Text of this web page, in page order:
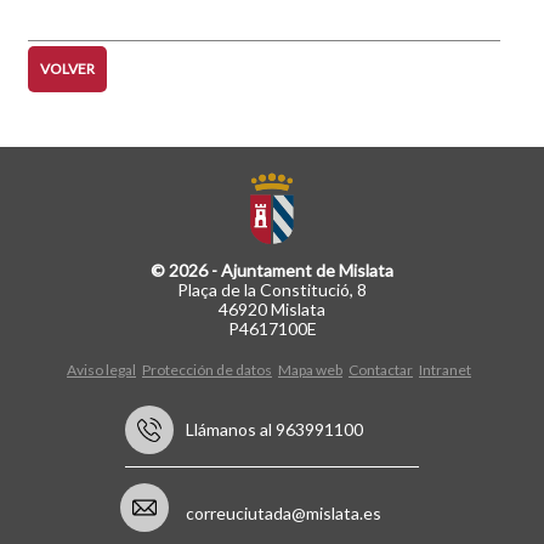
VOLVER
© 2026 - Ajuntament de Mislata
Plaça de la Constitució, 8
46920 Mislata
P4617100E
Aviso legal Protección de datos Mapa web Contactar Intranet
Llámanos al 963991100
correuciutada@mislata.es